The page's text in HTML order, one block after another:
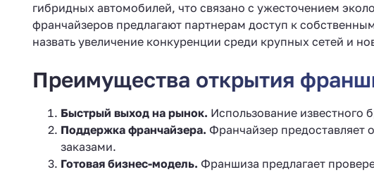
гибридных автомобилей, что связано с ужесточением
франчайзеров предлагают партнерам доступ к
назвать увеличение конкуренции среди крупных сетей и
Преимущества открытия
Быстрый выход на рынок. Использование известного
Поддержка франчайзера. Франчайзер предоставляет
заказами.
Готовая бизнес-модель. Франшиза предлагает